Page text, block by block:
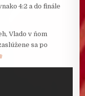
4:2 a do finále
Vlado v ňom
sa po